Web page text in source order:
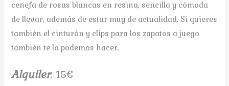
cenefa de rosas blancas en resina, sencilla y cómoda
de llevar, además de estar muy de actualidad. Si quieres
también el cinturón y clips para los zapatos a juego
también te lo podemos hacer.
Alquiler: 15€